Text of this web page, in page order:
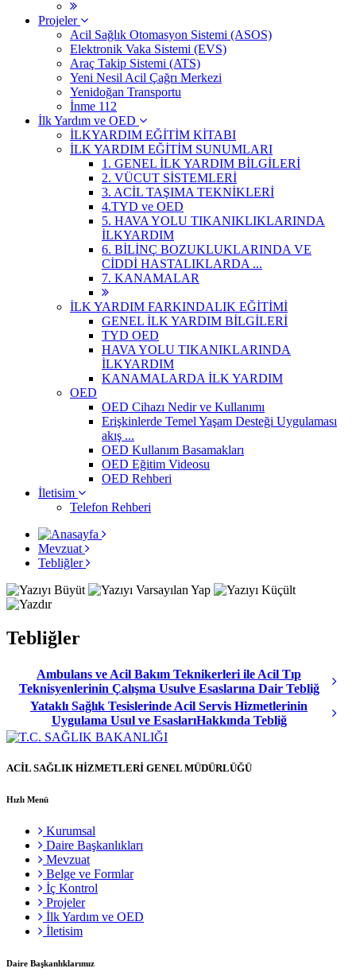
Projeler
Acil Sağlık Otomasyon Sistemi (ASOS)
Elektronik Vaka Sistemi (EVS)
Araç Takip Sistemi (ATS)
Yeni Nesil Acil Çağrı Merkezi
Yenidoğan Transportu
İnme 112
İlk Yardım ve OED
İLKYARDIM EĞİTİM KİTABI
İLK YARDIM EĞİTİM SUNUMLARI
1. GENEL İLK YARDIM BİLGİLERİ
2. VÜCUT SİSTEMLERİ
3. ACİL TAŞIMA TEKNİKLERİ
4.TYD ve OED
5. HAVA YOLU TIKANIKLIKLARINDA
İLKYARDIM
6. BİLİNÇ BOZUKLUKLARINDA VE
CİDDİ HASTALIKLARDA ...
7. KANAMALAR
İLK YARDIM FARKINDALIK EĞİTİMİ
GENEL İLK YARDIM BİLGİLERİ
TYD OED
HAVA YOLU TIKANIKLARINDA
İLKYARDIM
KANAMALARDA İLK YARDIM
OED
OED Cihazı Nedir ve Kullanımı
Erişkinlerde Temel Yaşam Desteği Uygulaması
akış ...
OED Kullanım Basamakları
OED Eğitim Videosu
OED Rehberi
İletisim
Telefon Rehberi
Mevzuat
Tebliğler
Tebliğler
Ambulans ve Acil Bakım Teknikerleri ile Acil Tıp
Teknisyenlerinin Çalışma Usulve Esaslarına Dair Tebliğ
Yataklı Sağlık Tesislerinde Acil Servis Hizmetlerinin
Uygulama Usul ve EsaslarıHakkında Tebliğ
ACİL SAĞLIK HİZMETLERİ GENEL MÜDÜRLÜĞÜ
Hızlı Menü
Kurumsal
Daire Başkanlıkları
Mevzuat
Belge ve Formlar
İç Kontrol
Projeler
İlk Yardım ve OED
İletisim
Daire Başkanlıklarımız